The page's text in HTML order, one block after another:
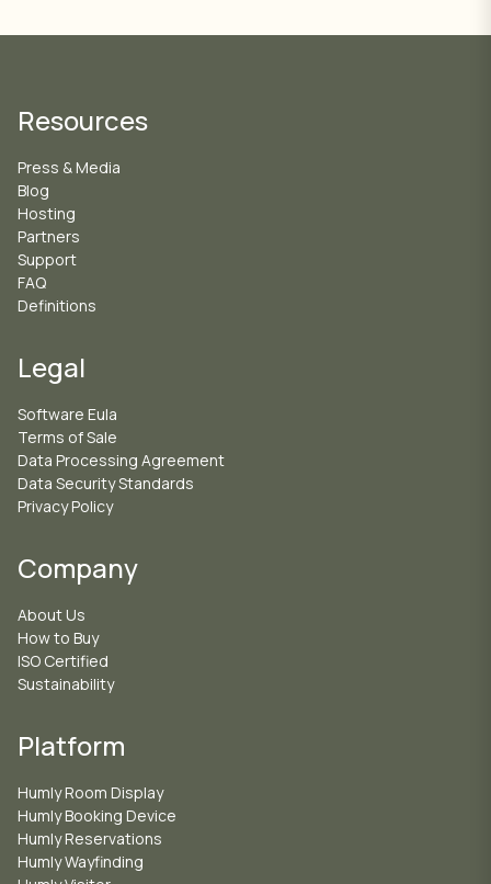
Resources
Press & Media
Blog
Hosting
Partners
Support
FAQ
Definitions
Legal
Software Eula
Terms of Sale
Data Processing Agreement
Data Security Standards
Privacy Policy
Company
About Us
How to Buy
ISO Certified
Sustainability
Platform
Humly Room Display
Humly Booking Device
Humly Reservations
Humly Wayfinding